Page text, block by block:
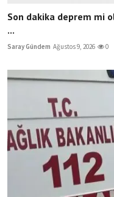
Son dakika deprem mi
...
Saray Gündem Ağustos 9, 2026 0